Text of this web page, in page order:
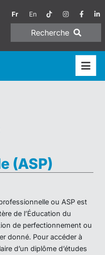
Fr En
Recherche
(ASP)
ou ASP est
de l’Éducation du
de perfectionnement ou
donné. Pour accéder à
d’un diplôme d’études